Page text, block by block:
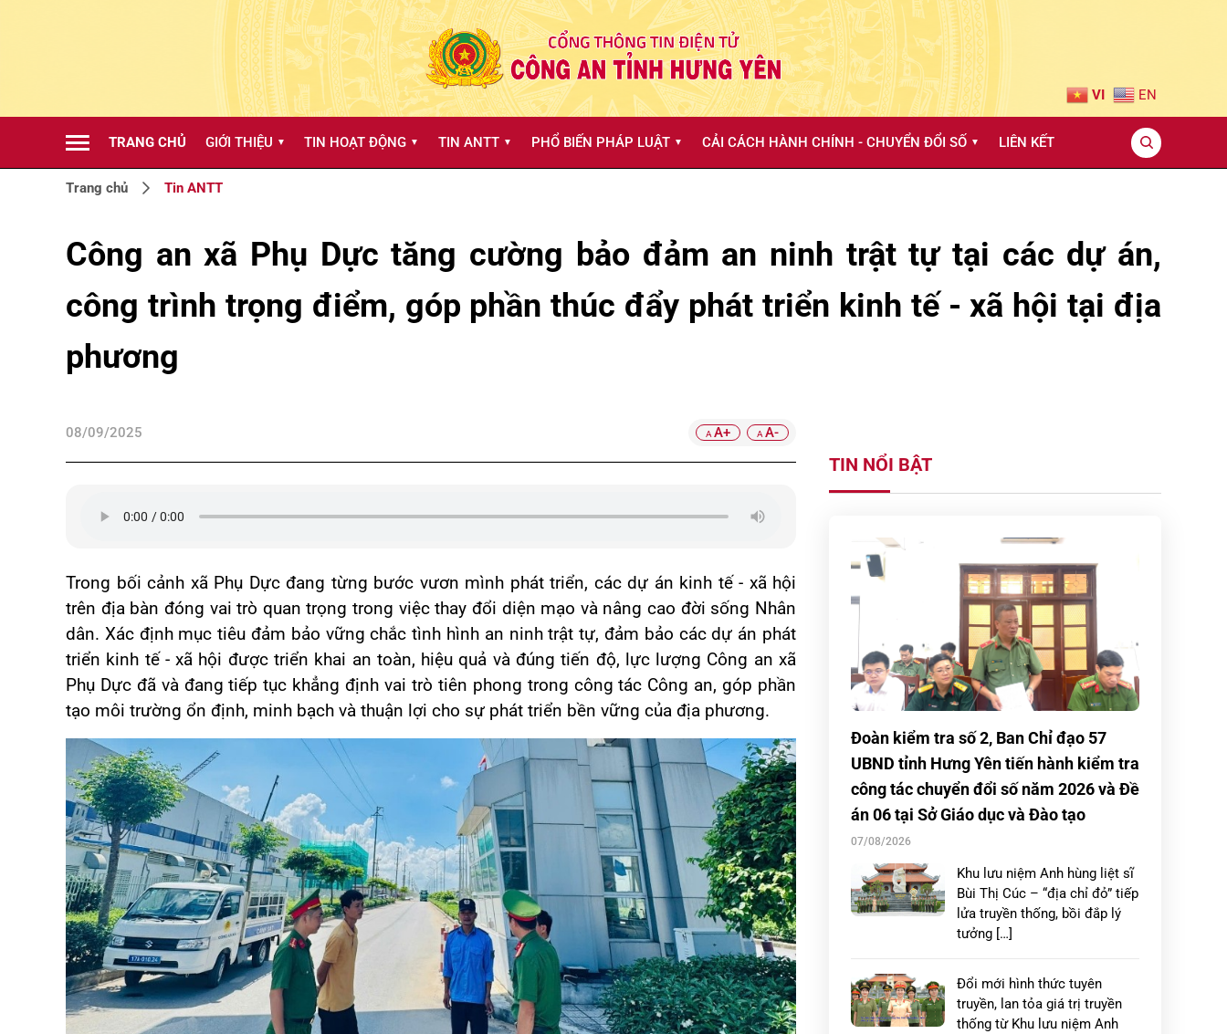
VI EN
TRANG CHỦ GIỚI THIỆU ▼ TIN HOẠT ĐỘNG ▼ TIN ANTT ▼ PHỔ BIẾN PHÁP LUẬT ▼ CẢI CÁCH HÀNH CHÍNH - CHUYỂN ĐỔI SỐ ▼ LIÊN KẾT
Trang chủ Tin ANTT
Công an xã Phụ Dực tăng cường bảo đảm an ninh trật tự tại các dự án,
công trình trọng điểm, góp phần thúc đẩy phát triển kinh tế - xã hội tại địa
phương
08/09/2025 A A+ A A-
Trong bối cảnh xã Phụ Dực đang từng bước vươn mình phát triển, các dự án kinh tế - xã hội
trên địa bàn đóng vai trò quan trọng trong việc thay đổi diện mạo và nâng cao đời sống Nhân
dân. Xác định mục tiêu đảm bảo vững chắc tình hình an ninh trật tự, đảm bảo các dự án phát
triển kinh tế - xã hội được triển khai an toàn, hiệu quả và đúng tiến độ, lực lượng Công an xã
Phụ Dực đã và đang tiếp tục khẳng định vai trò tiên phong trong công tác Công an, góp phần
tạo môi trường ổn định, minh bạch và thuận lợi cho sự phát triển bền vững của địa phương.
TIN NỔI BẬT
Đoàn kiểm tra số 2, Ban Chỉ đạo 57
UBND tỉnh Hưng Yên tiến hành kiểm tra
công tác chuyển đổi số năm 2026 và Đề
án 06 tại Sở Giáo dục và Đào tạo
07/08/2026
Khu lưu niệm Anh hùng liệt sĩ
Bùi Thị Cúc – “địa chỉ đỏ” tiếp
lửa truyền thống, bồi đắp lý
tưởng […]
Đổi mới hình thức tuyên
truyền, lan tỏa giá trị truyền
thống từ Khu lưu niệm Anh